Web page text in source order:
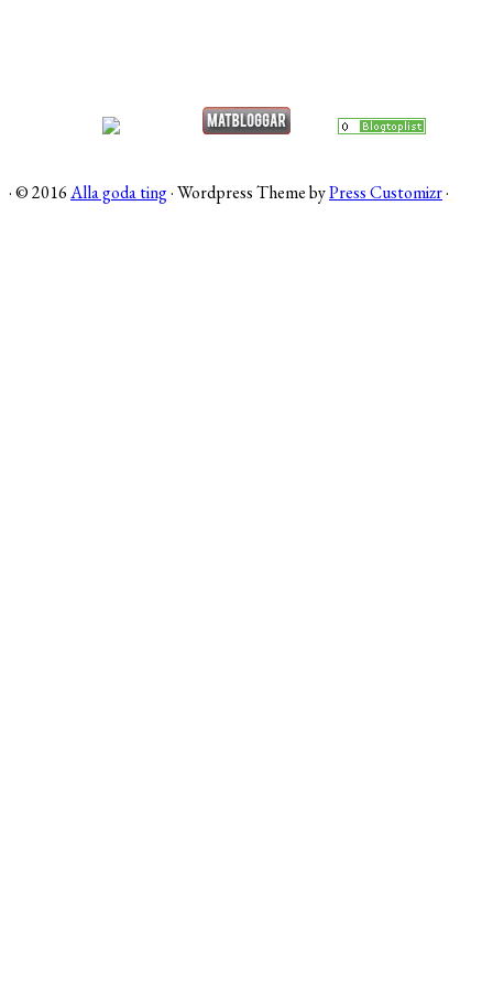
·© 2016Alla goda ting·Wordpress Theme byPress Customizr·